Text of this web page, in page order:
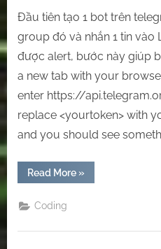
Đầu tiên tạo 1 bot trên
group đó và nhắn 1 tin vào
được alert, bước này giúp
a new tab with your
enter https://
replace <yourtoken> with
and you should see
Read More“[Telegram]
Hướng
bot
»
Coding